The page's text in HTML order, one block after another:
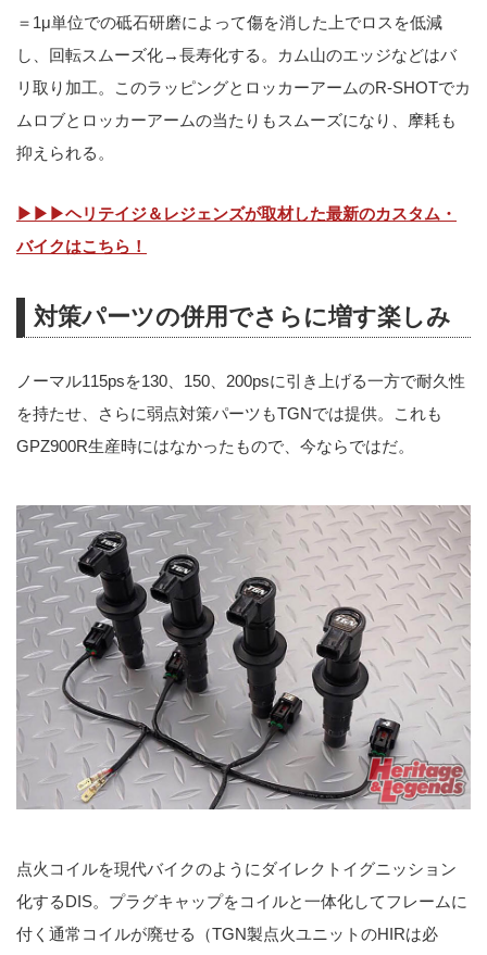
＝1μ単位での砥石研磨によって傷を消した上でロスを低減
し、回転スムーズ化→長寿化する。カム山のエッジなどはバ
リ取り加工。このラッピングとロッカーアームのR-SHOTでカ
ムロブとロッカーアームの当たりもスムーズになり、摩耗も
抑えられる。
▶▶▶ヘリテイジ＆レジェンズが取材した最新のカスタム・
バイクはこちら！
対策パーツの併用でさらに増す楽しみ
ノーマル115psを130、150、200psに引き上げる一方で耐久性
を持たせ、さらに弱点対策パーツもTGNでは提供。これも
GPZ900R生産時にはなかったもので、今ならではだ。
点火コイルを現代バイクのようにダイレクトイグニッション
化するDIS。プラグキャップをコイルと一体化してフレームに
付く通常コイルが廃せる（TGN製点火ユニットのHIRは必